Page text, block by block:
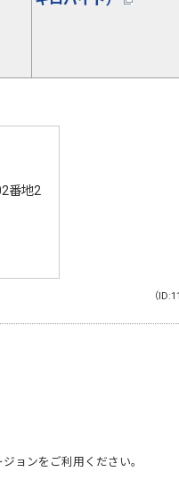
番地2
（
ョンをご利用ください。